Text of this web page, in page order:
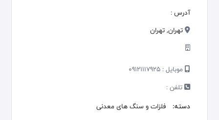
آدرس :
تهران, تهران
موبایل : 09121117925
تلفن :
دسته:
فلزات و سنگ های معدنی